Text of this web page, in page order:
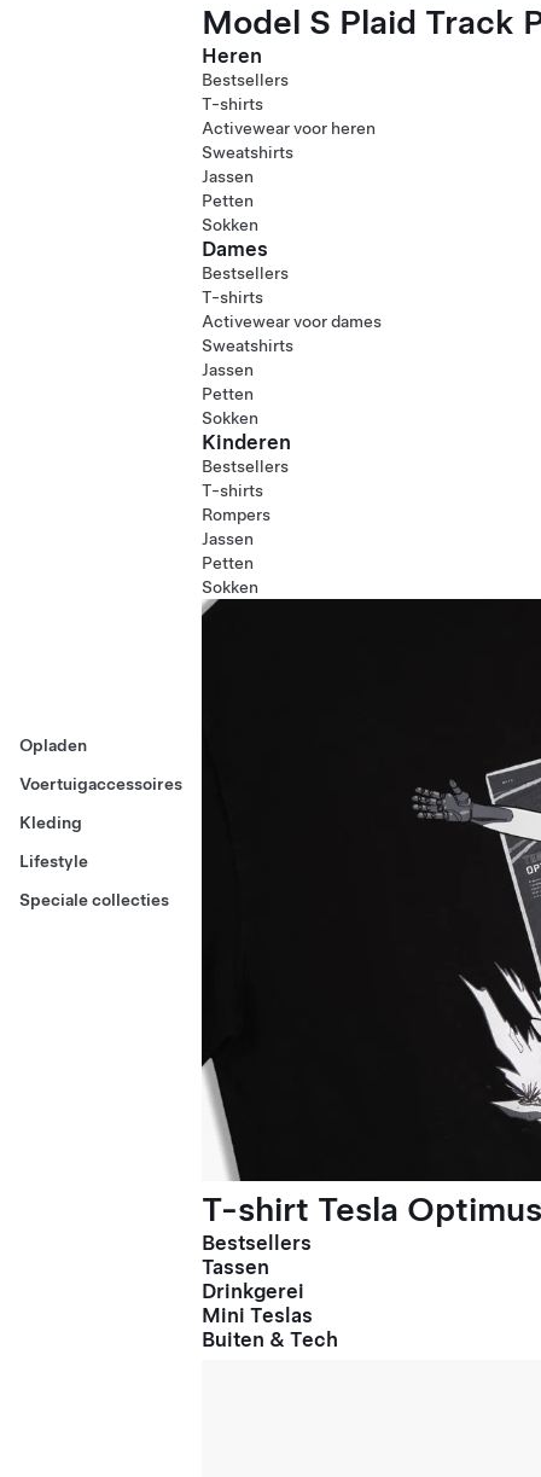
Opladen
Voertuigaccessoires
Kleding
Lifestyle
Speciale collecties
Model S Plaid Track
Heren
Bestsellers
T-shirts
Activewear voor heren
Sweatshirts
Jassen
Petten
Sokken
Dames
Bestsellers
T-shirts
Activewear voor dames
Sweatshirts
Jassen
Petten
Sokken
Kinderen
Bestsellers
T-shirts
Rompers
Jassen
Petten
Sokken
T-shirt Tesla
Bestsellers
Tassen
Drinkgerei
Mini Teslas
Buiten & Tech